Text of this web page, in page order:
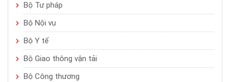
Bộ Tư pháp
Bộ Nội vụ
Bộ Y tế
Bộ Giao thông vận tải
Bộ Công thương